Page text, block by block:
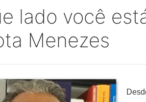
lado você
Menezes